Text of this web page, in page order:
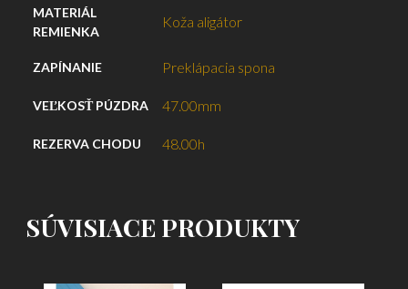
MATERIÁL
REMIENKA
Koža aligátor
ZAPÍNANIE Preklápacia spona
VEĽKOSŤ PÚZDRA 47.00mm
REZERVA CHODU 48.00h
SÚVISIACE PRODUKTY